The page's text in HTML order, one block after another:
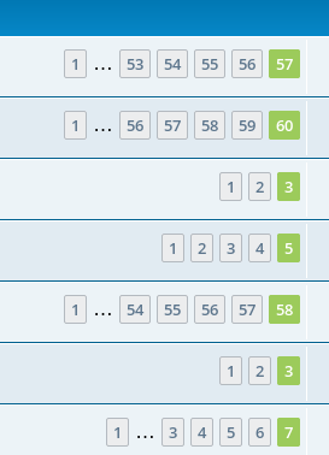
1 … 53 54 55 56 57
1 … 56 57 58 59 60
1 2 3
1 2 3 4 5
1 … 54 55 56 57 58
1 2 3
1 … 3 4 5 6 7